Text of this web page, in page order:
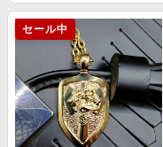
セール中